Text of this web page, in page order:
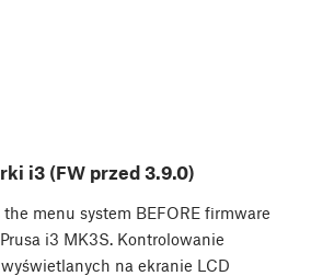
i3 (FW przed 3.9.0)
menu system BEFORE firmware
i3 MK3S. Kontrolowanie
na ekranie LCD